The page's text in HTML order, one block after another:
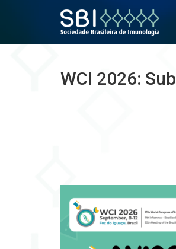
WCI 2026: